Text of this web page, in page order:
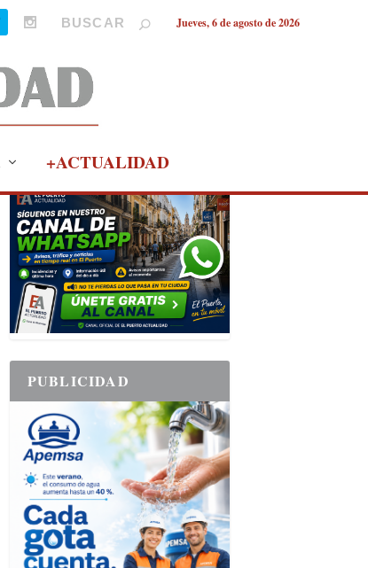
Jueves, 6 de agosto de 2026
+ACTUALIDAD
PUBLICIDAD
PUBLICIDAD